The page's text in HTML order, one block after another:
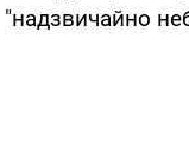
"надзвичайно